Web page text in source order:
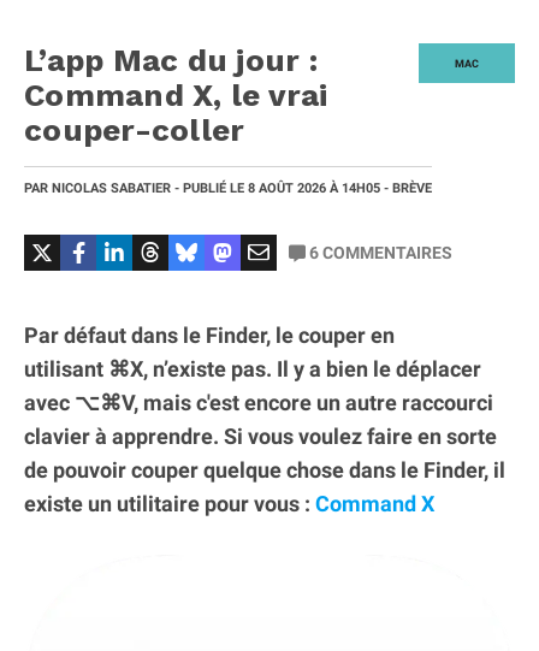
MAC
L’app Mac du jour :
Command X, le vrai
couper-coller
PAR NICOLAS SABATIER - PUBLIÉ LE 8 AOÛT 2026 À 14H05 - BRÈVE
6COMMENTAIRES
Par défaut dans le Finder, le couper en
utilisant ⌘X, n’existe pas. Il y a bien le déplacer
avec ⌥⌘V, mais c'est encore un autre raccourci
clavier à apprendre. Si vous voulez faire en sorte
de pouvoir couper quelque chose dans le Finder, il
existe un utilitaire pour vous : Command X